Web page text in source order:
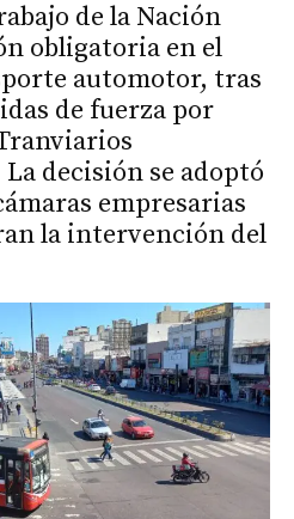
de la Nación
obligatoria en el
automotor, tras
de fuerza por
decisión se adoptó
empresarias
la intervención del